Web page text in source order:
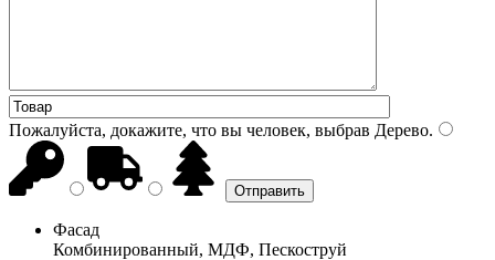
Пожалуйста, докажите, что вы человек, выбрав Дерево.
Фасад
Комбинированный, МДФ, Пескоструй